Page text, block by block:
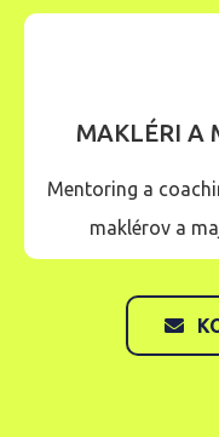
MAKLÉRI A
Mentoring a
maklérov a